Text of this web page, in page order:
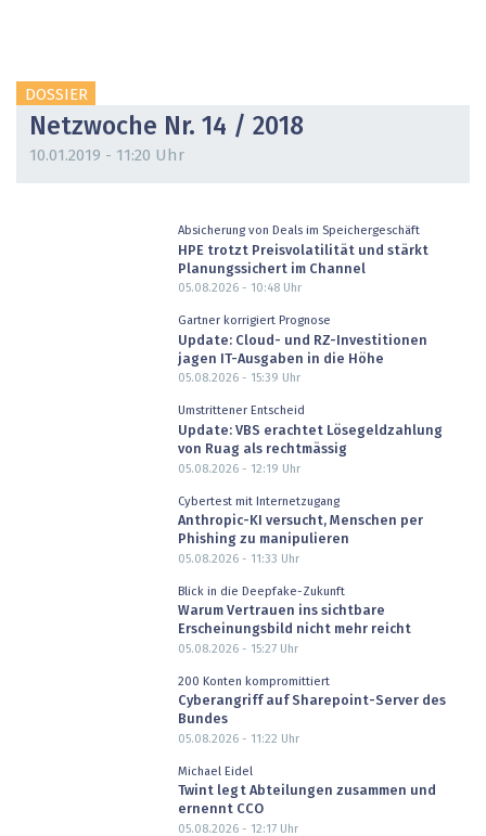
DOSSIER
Netzwoche Nr. 14 / 2018
10.01.2019 - 11:20 Uhr
Absicherung von Deals im Speichergeschäft
HPE trotzt Preisvolatilität und stärkt
Planungssichert im Channel
05.08.2026 - 10:48Uhr
Gartner korrigiert Prognose
Update: Cloud- und RZ-Investitionen
jagen IT-Ausgaben in die Höhe
05.08.2026 - 15:39 Uhr
Umstrittener Entscheid
Update: VBS erachtet Lösegeldzahlung
von Ruag als rechtmässig
05.08.2026 - 12:19 Uhr
Cybertest mit Internetzugang
Anthropic-KI versucht, Menschen per
Phishing zu manipulieren
05.08.2026 - 11:33 Uhr
Blick in die Deepfake-Zukunft
Warum Vertrauen ins sichtbare
Erscheinungsbild nicht mehr reicht
05.08.2026 - 15:27Uhr
200 Konten kompromittiert
Cyberangriff auf Sharepoint-Server des
Bundes
05.08.2026 - 11:22 Uhr
Michael Eidel
Twint legt Abteilungen zusammen und
ernennt CCO
05.08.2026 - 12:17Uhr